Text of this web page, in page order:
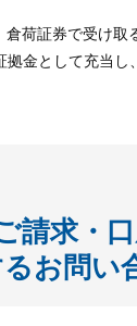
荷証券で受け取
金として充当し
請求・
お問い